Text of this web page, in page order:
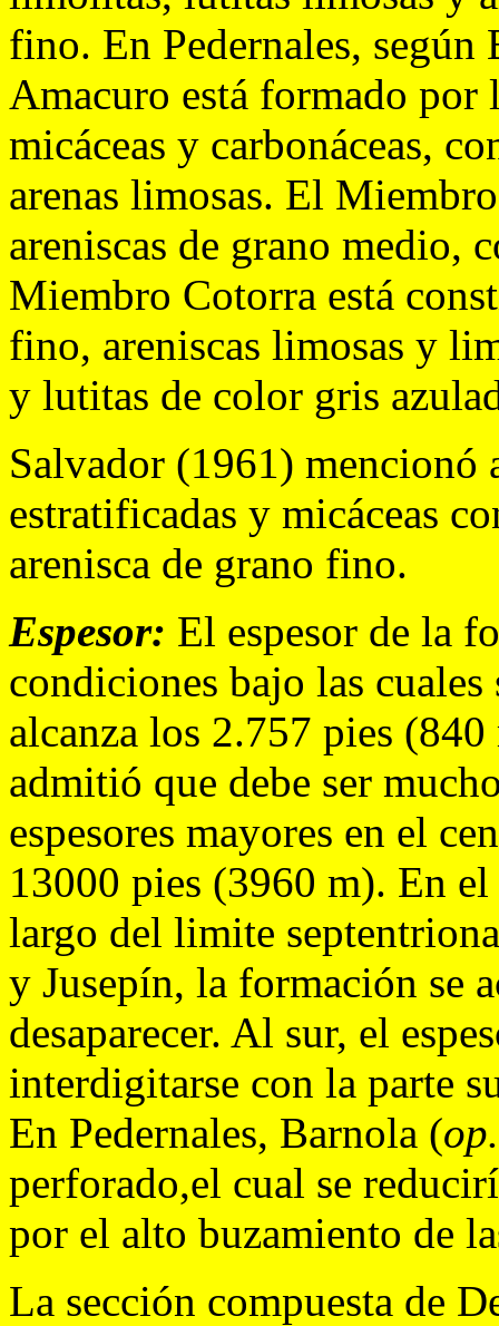
fino. En Pedernales, según
Amacuro está formado por
micáceas y carbonáceas,
arenas limosas. El
areniscas de grano medio,
Miembro Cotorra está
fino, areniscas limosas y
y lutitas de color gris
Salvador (1961) mencionó
estratificadas y micáceas
arenisca de grano fino.
Espesor: El espesor de la
condiciones bajo las
alcanza los 2.757 pies
admitió que debe ser
espesores mayores en el
13000 pies (3960 m). En
largo del limite
y Jusepín, la formación se
desaparecer. Al sur, el
interdigitarse con la parte
En Pedernales, Barnola (
perforado,el cual se
por el alto buzamiento de
La sección compuesta de